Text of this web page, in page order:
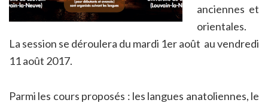
anciennes et
orientales.
La session se déroulera du mardi 1er août au vendredi
11 août 2017.
Parmi les cours proposés : les langues anatoliennes, le